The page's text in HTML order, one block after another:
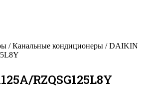
/Канальные кондиционеры / DAIKIN
RZQSG125L8Y